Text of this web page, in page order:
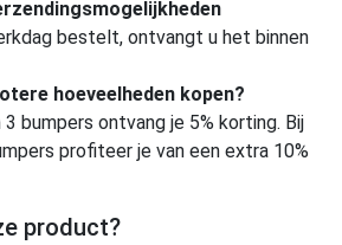
bestelt, ontvangt u het binnen
hoeveelheden kopen?
3 bumpers ontvang je 5% korting. Bij
profiteer je van een extra 10%
product?